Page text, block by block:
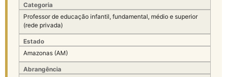
Categoria
Professor de educação infantil, fundamental, médio e superior
(rede privada)
Estado
Amazonas (AM)
Abrangência